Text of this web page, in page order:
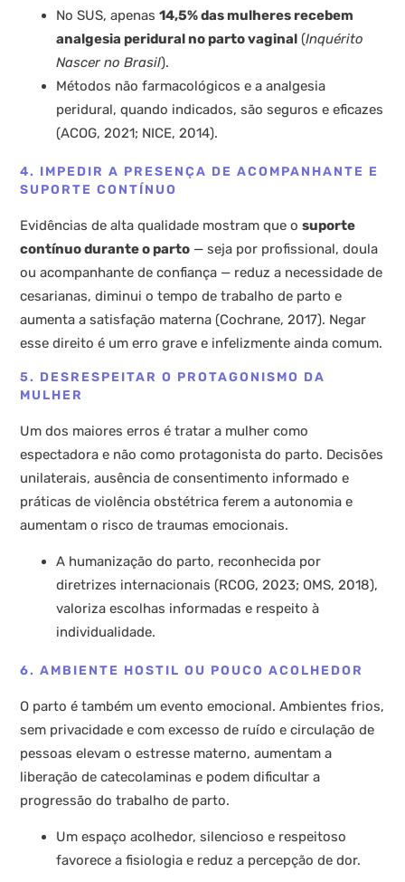
No SUS, apenas14,5% das mulheres recebem
analgesia peridural no parto vaginal (Inquérito
Nascer no Brasil).
Métodos não farmacológicos e a analgesia
peridural, quando indicados, são seguros e eficazes
(ACOG, 2021; NICE, 2014).
4. IMPEDIR A PRESENÇA DE ACOMPANHANTE E
SUPORTE CONTÍNUO
Evidências de alta qualidade mostram que osuporte
contínuo durante o parto — seja por profissional, doula
ou acompanhante de confiança — reduz a necessidade de
cesarianas, diminui o tempo de trabalho de parto e
aumenta a satisfação materna (Cochrane, 2017). Negar
esse direito é um erro grave e infelizmente ainda comum.
5. DESRESPEITAR O PROTAGONISMO DA
MULHER
Um dos maiores erros é tratar a mulher como
espectadora e não como protagonista do parto. Decisões
unilaterais, ausência de consentimento informado e
práticas de violência obstétrica ferem a autonomia e
aumentam o risco de traumas emocionais.
A humanização do parto, reconhecida por
diretrizes internacionais (RCOG, 2023; OMS, 2018),
valoriza escolhas informadas e respeito à
individualidade.
6. AMBIENTE HOSTIL OU POUCO ACOLHEDOR
O parto é também um evento emocional. Ambientes frios,
sem privacidade e com excesso de ruído e circulação de
pessoas elevam o estresse materno, aumentam a
liberação de catecolaminas e podem dificultar a
progressão do trabalho de parto.
Um espaço acolhedor, silencioso e respeitoso
favorece a fisiologia e reduz a percepção de dor.